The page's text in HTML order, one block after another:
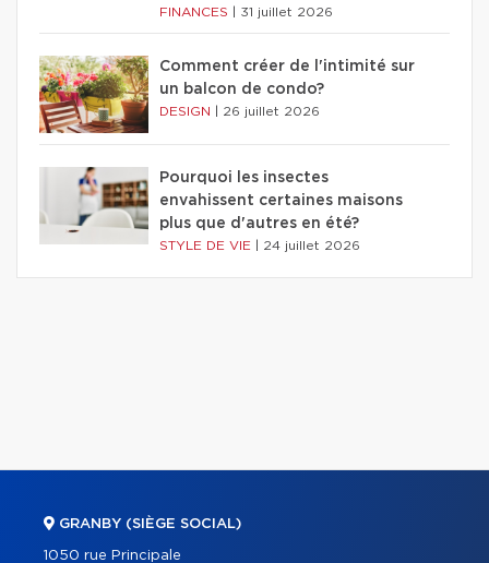
FINANCES 31 juillet 2026
Comment créer de l'intimité sur
un balcon de condo?
DESIGN 26 juillet 2026
Pourquoi les insectes
envahissent certaines maisons
plus que d'autres en été?
STYLE DE VIE 24 juillet 2026
GRANBY (SIÈGE SOCIAL)
1050 rue Principale